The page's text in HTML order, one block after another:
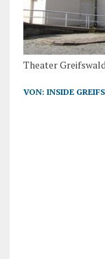
Theater Greifswald
VON: INSIDE